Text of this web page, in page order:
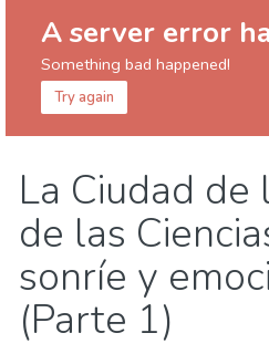
A server error
Something bad happened!
Try again
Comida & Restaurantes
Deporte & aventura
Familia & niños
Museos &
Naturaleza & aire libre
La Ciudad
de las
sonríe y
(Parte 1)